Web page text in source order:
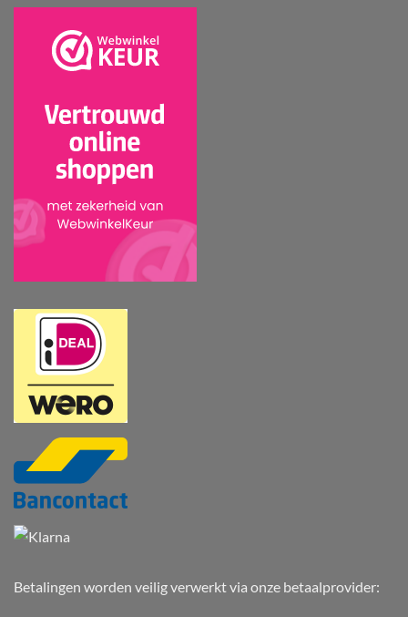
Betalingen worden veilig verwerkt via onze betaalprovider: